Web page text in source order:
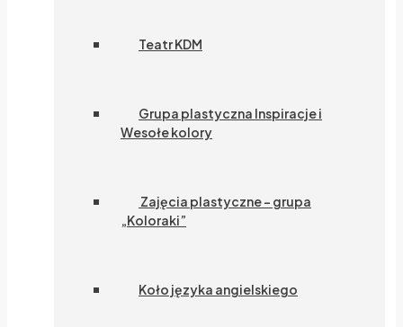
Teatr KDM
Grupa plastyczna Inspiracje i
Wesołe kolory
Zajęcia plastyczne – grupa
„Koloraki”
Koło języka angielskiego